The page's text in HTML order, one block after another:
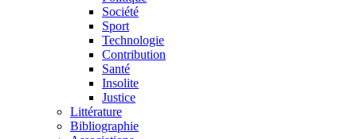
Société
Sport
Technologie
Contribution
Santé
Insolite
Justice
Littérature
Bibliographie